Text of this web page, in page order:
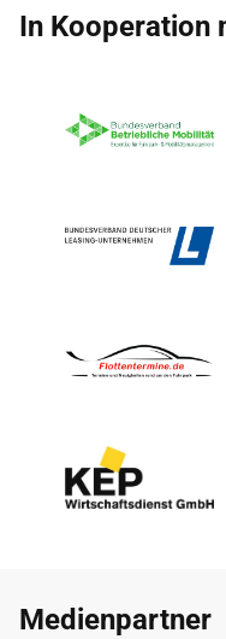
In Kooperation
Medienpartner